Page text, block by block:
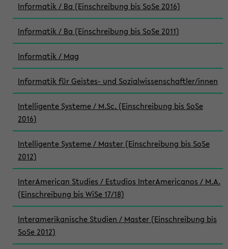
Informatik / Ba (Einschreibung bis SoSe 2016)
Informatik / Ba (Einschreibung bis SoSe 2011)
Informatik / Mag
Informatik für Geistes- und Sozialwissenschaftler/innen
Intelligente Systeme / M.Sc. (Einschreibung bis SoSe
2016)
Intelligente Systeme / Master (Einschreibung bis SoSe
2012)
InterAmerican Studies / Estudios InterAmericanos / M.A.
(Einschreibung bis WiSe 17/18)
Interamerikanische Studien / Master (Einschreibung bis
SoSe 2012)